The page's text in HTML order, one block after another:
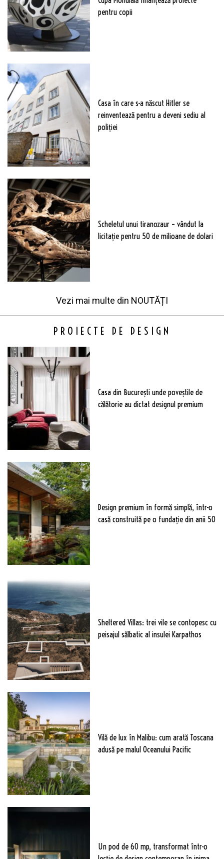
pentru copii
Casa în care s-a născut Hitler se
reinventează pentru a deveni sediu al
poliției
Scheletul unui tiranozaur – vândut la
licitație pentru 50 de milioane de dolari
Vezi mai multe din NOUTĂȚI
PROIECTE DE DESIGN
Casa din București unde poveștile de
călătorie au dictat designul premium
Design premium în formă simplă, într-o
casă construită pe o fundație din anii 50
Sheltered Villas: trei vile se contopesc cu
peisajul sălbatic al insulei Karpathos
Vilă de lux în Malibu: cum arată Toscana
adusă pe malul Oceanului Pacific
Un pod de 60 mp, transformat într-o